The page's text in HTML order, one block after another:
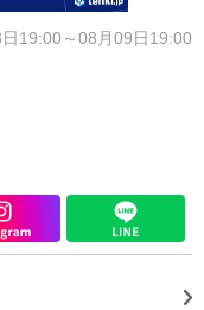
19:00～08月09日19:00